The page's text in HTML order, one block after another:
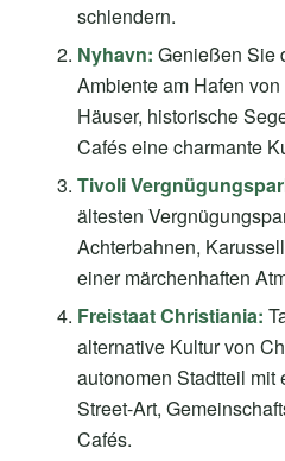
schlendern.
Nyhavn: Genießen Sie
Ambiente am Hafen
Häuser, historische
Cafés eine charmante
Tivoli
ältesten
Achterbahnen,
einer märchenhaften
Freistaat Christiania:
alternative Kultur von
autonomen Stadtteil mit
Street-Art,
Cafés.